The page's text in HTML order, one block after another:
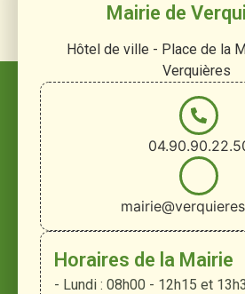
Mairie de
Hôtel de ville - Place de la
Verquières
Horaires de la Mairie
- Lundi : 08h00 - 12h15 et